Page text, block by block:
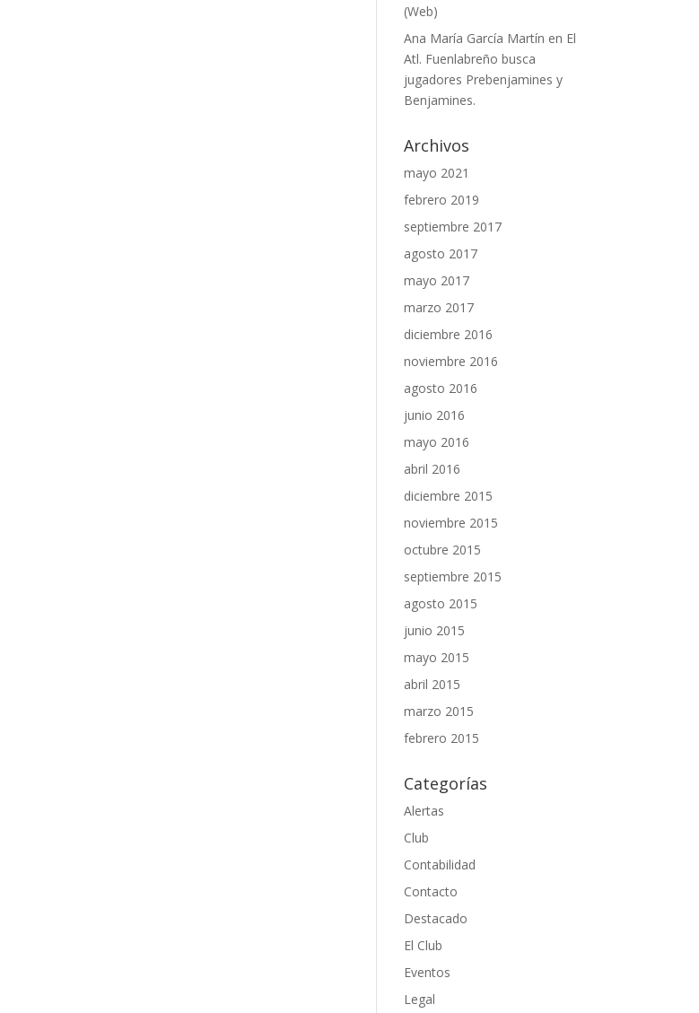
(Web)
Ana María García Martín en El
Atl. Fuenlabreño busca
jugadores Prebenjamines y
Benjamines.
Archivos
mayo 2021
febrero 2019
septiembre 2017
agosto 2017
mayo 2017
marzo 2017
diciembre 2016
noviembre 2016
agosto 2016
junio 2016
mayo 2016
abril 2016
diciembre 2015
noviembre 2015
octubre 2015
septiembre 2015
agosto 2015
junio 2015
mayo 2015
abril 2015
marzo 2015
febrero 2015
Categorías
Alertas
Club
Contabilidad
Contacto
Destacado
El Club
Eventos
Legal